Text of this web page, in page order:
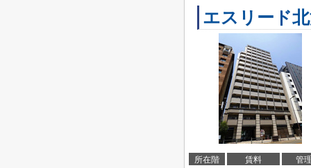
エスリード
所在階 賃料 管